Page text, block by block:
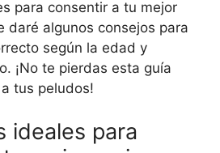
para consentir a tu mejor
daré algunos consejos para
según la edad y
¡No te pierdas esta guía
tus peludos!
ideales para